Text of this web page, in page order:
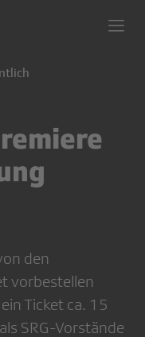
den
vorbestellen
Ticket ca. 15
SRG-Vorstände